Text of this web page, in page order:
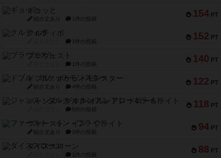
154 PT
ギョッと
紹介文あり 1件の投稿
152 PT
クルティボ
1件の投稿
140 PT
ブラヴェスト
1件の投稿
122 PT
ドブル：ポケットモンスター
紹介文あり 4件の投稿
118 PT
ジャンヌ・ダルク-オルレアン ドロー＆ライト
5件の投稿
94 PT
ファースト・イン・フライト
紹介文あり 3件の投稿
88 PT
ダイススローン
1件の投稿